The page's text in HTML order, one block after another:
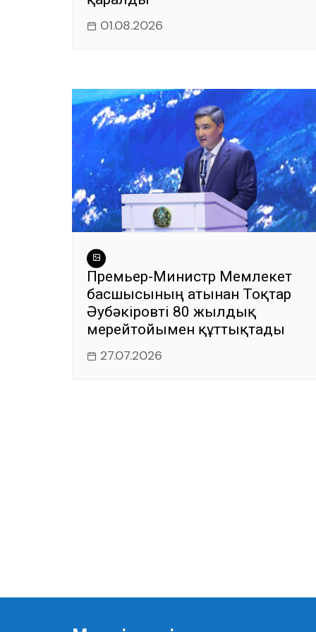
01.08.2026
Премьер-Министр Мемлекет
басшысының атынан Тоқтар
Әубәкіровті 80 жылдық
мерейтойымен құттықтады
27.07.2026